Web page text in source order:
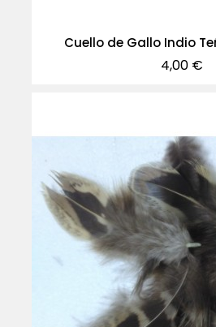
Cuello de Gallo Indio
Precio
4,00 €